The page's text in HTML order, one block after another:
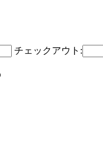
チェックアウト: